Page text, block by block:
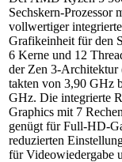
Sechskern-Prozessor
vollwertiger
Grafikeinheit für den
6 Kerne und 12
der Zen 3-Architektur
takten von 3,90 GHz
GHz. Die integrierte
Graphics mit 7
genügt für Full-HD-
reduzierten
für Videowiedergabe